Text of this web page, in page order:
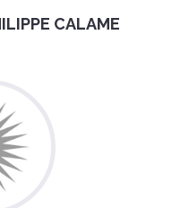
CALAME